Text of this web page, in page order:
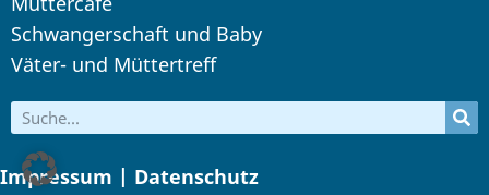
Schwangerschaft und Baby
Väter- und Müttertreff
Impressum | Datenschutz